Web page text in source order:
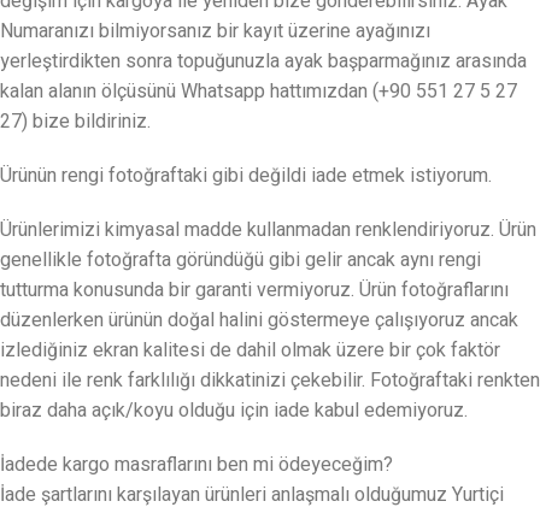
Numaranızı bilmiyorsanız bir kayıt üzerine ayağınızı
yerleştirdikten sonra topuğunuzla ayak başparmağınız arasında
kalan alanın ölçüsünü Whatsapp hattımızdan (+90 551 27 5 27
27) bize bildiriniz.
Ürünün rengi fotoğraftaki gibi değildi iade etmek istiyorum.
Ürünlerimizi kimyasal madde kullanmadan renklendiriyoruz. Ürün
genellikle fotoğrafta göründüğü gibi gelir ancak aynı rengi
tutturma konusunda bir garanti vermiyoruz. Ürün fotoğraflarını
düzenlerken ürünün doğal halini göstermeye çalışıyoruz ancak
izlediğiniz ekran kalitesi de dahil olmak üzere bir çok faktör
nedeni ile renk farklılığı dikkatinizi çekebilir. Fotoğraftaki renkten
biraz daha açık/koyu olduğu için iade kabul edemiyoruz.
İadede kargo masraflarını ben mi ödeyeceğim?
İade şartlarını karşılayan ürünleri anlaşmalı olduğumuz Yurtiçi